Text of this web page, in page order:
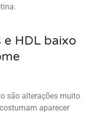
HDL baixo
são alterações muito
aparecer